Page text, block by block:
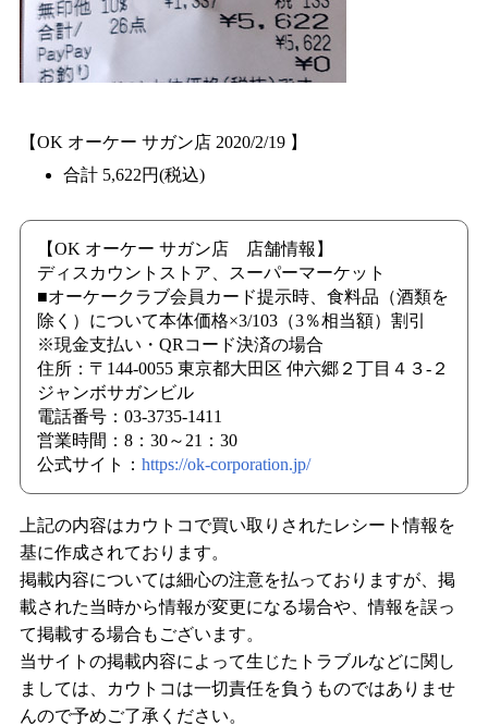
【OK オーケー サガン店 2020/2/19 】
合計 5,622円(税込)
【OK オーケー サガン店 店舗情報】
ディスカウントストア、スーパーマーケット
■オーケークラブ会員カード提示時、食料品（酒類を
除く）について本体価格×3/103（3％相当額）割引
※現金支払い・QRコード決済の場合
住所：〒144-0055 東京都大田区 仲六郷２丁目４３-２
ジャンボサガンビル
電話番号：03-3735-1411
営業時間：8：30～21：30
公式サイト： https://ok-corporation.jp/
上記の内容はカウトコで買い取りされたレシート情報を
基に作成されております。
掲載内容については細心の注意を払っておりますが、掲
載された当時から情報が変更になる場合や、情報を誤っ
て掲載する場合もございます。
当サイトの掲載内容によって生じたトラブルなどに関し
ましては、カウトコは一切責任を負うものではありませ
んので予めご了承ください。